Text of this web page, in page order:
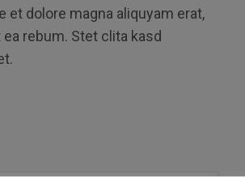
dolore magna aliquyam erat,
rebum. Stet clita kasd